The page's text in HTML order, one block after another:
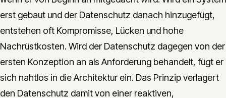
erst gebaut und der Datenschutz danach hinzugefügt,
entstehen oft Kompromisse, Lücken und hohe
Nachrüstkosten. Wird der Datenschutz dagegen von der
ersten Konzeption an als Anforderung behandelt, fügt er
sich nahtlos in die Architektur ein. Das Prinzip verlagert
den Datenschutz damit von einer reaktiven,